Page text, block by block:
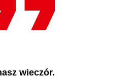
wieczór.